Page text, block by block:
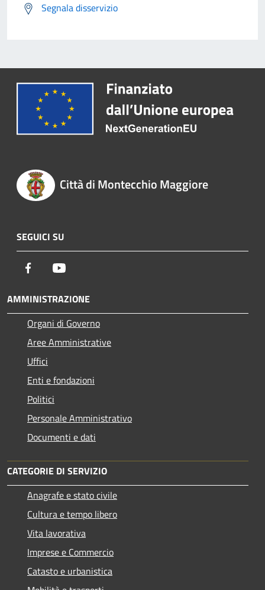
Segnala disservizio
Città di Montecchio Maggiore
SEGUICI SU
Facebook
AMMINISTRAZIONE
Organi di Governo
Aree Amministrative
Uffici
Enti e fondazioni
Politici
Personale Amministrativo
Documenti e dati
CATEGORIE DI SERVIZIO
Anagrafe e stato civile
Cultura e tempo libero
Vita lavorativa
Imprese e Commercio
Catasto e urbanistica